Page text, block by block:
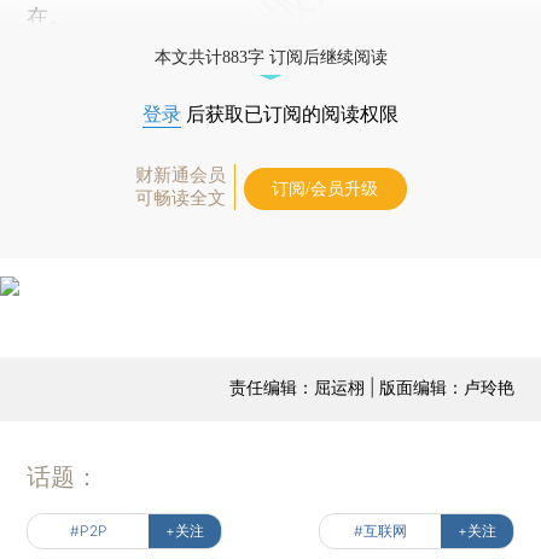
在。
本文共计883字 订阅后继续阅读
登录 后获取已订阅的阅读权限
财新通会员
可畅读全文
订阅/会员升级
责任编辑：屈运栩 | 版面编辑：卢玲艳
话题：
#P2P +关注 #互联网 +关注